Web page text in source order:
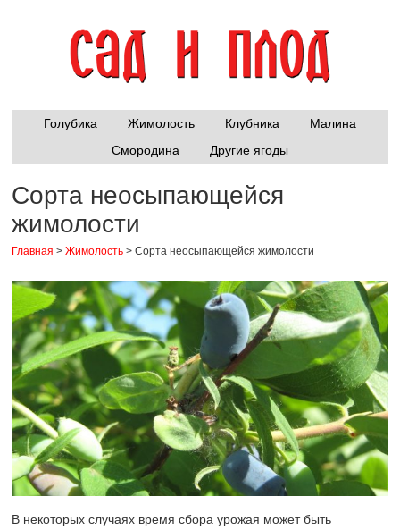
Голубика Жимолость Клубника
Малина
Смородина
Другие ягоды
Сорта неосыпающейся
жимолости
Главная >Жимолость >Сорта неосыпающейся жимолости
В некоторых случаях время сбора урожая может быть